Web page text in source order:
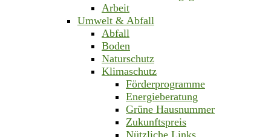
Arbeit
Umwelt & Abfall
Abfall
Boden
Naturschutz
Klimaschutz
Förderprogramme
Energieberatung
Grüne Hausnummer
Zukunftspreis
Nützliche Links